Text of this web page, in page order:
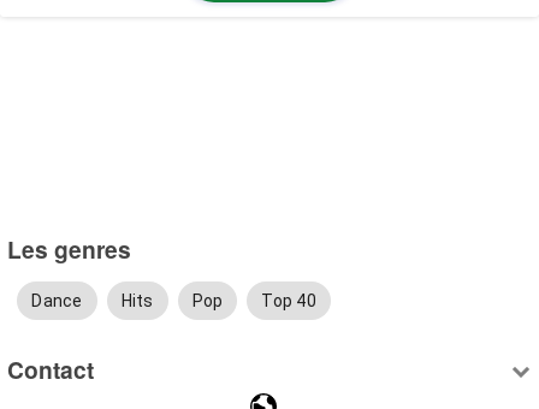
Les genres
Dance Hits Pop Top 40
Contact